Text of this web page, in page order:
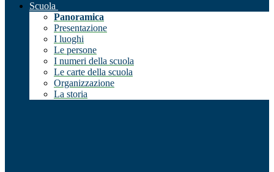
Scuola
Panoramica
Presentazione
I luoghi
Le persone
I numeri della scuola
Le carte della scuola
Organizzazione
La storia